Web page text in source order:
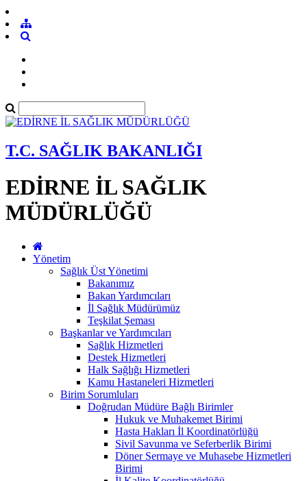
T.C. SAĞLIK BAKANLIĞI
EDİRNE İL SAĞLIK
MÜDÜRLÜĞÜ
Yönetim
Sağlık Üst Yönetimi
Bakanımız
Bakan Yardımcıları
İl Sağlık Müdürümüz
Teşkilat Şeması
Başkanlar ve Yardımcıları
Sağlık Hizmetleri
Destek Hizmetleri
Halk Sağlığı Hizmetleri
Kamu Hastaneleri Hizmetleri
Birim Sorumluları
Doğrudan Müdüre Bağlı Birimler
Hukuk ve Muhakemet Birimi
Hasta Hakları İl Koordinatörlüğü
Sivil Savunma ve Seferberlik Birimi
Döner Sermaye ve Muhasebe Hizmetleri
Birimi